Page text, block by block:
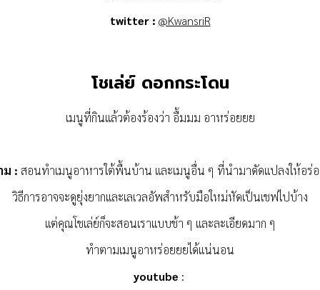
twitter : @KwansriR
โชเล่ย์ ดอกกระโดน
เมนูที่กินแล้วต้องร้องว่า อื้มมม อาหร่อยยย
ม : สอนทำเมนูอาหารใต้พื้นบ้าน และเมนูอื่น ๆ ที่นำมาดัดแปลงให้อร่อ
วิธีการอาจจะดูยุ่งยากและเลเวลอัพสำหรับมือใหม่หัดเป็นเชฟไปบ้าง
แต่คุณโชเล่ย์ก็จะสอนเราแบบช้า ๆ และละเอียดมาก ๆ
ทำตามเมนูอาหร่อยยยได้แน่นอน
youtube :